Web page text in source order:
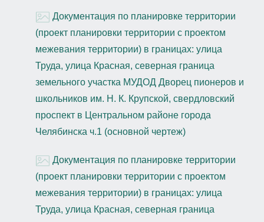
Документация по планировке территории
(проект планировки территории с проектом
межевания территории) в границах: улица
Труда, улица Красная, северная граница
земельного участка МУДОД Дворец пионеров и
школьников им. Н. К. Крупской, свердловский
проспект в Центральном районе города
Челябинска ч.1 (основной чертеж)
Документация по планировке территории
(проект планировки территории с проектом
межевания территории) в границах: улица
Труда, улица Красная, северная граница